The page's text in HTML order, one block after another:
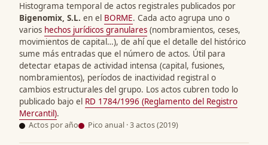
Histograma temporal de actos registrales publicados por
Bigenomix, S.L. en el BORME. Cada acto agrupa uno o
varios hechos jurídicos granulares (nombramientos, ceses,
movimientos de capital…), de ahí que el detalle del histórico
sume más entradas que el número de actos. Útil para
detectar etapas de actividad intensa (capital, fusiones,
nombramientos), períodos de inactividad registral o
cambios estructurales del grupo. Los actos cubren todo lo
publicado bajo el RD 1784/1996 (Reglamento del Registro
Mercantil).
Actos por año Pico anual · 3 actos (2019)